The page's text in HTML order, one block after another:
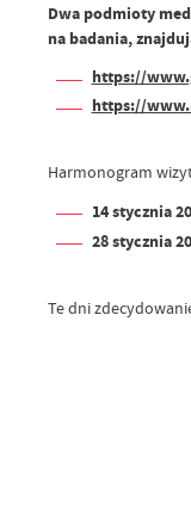
Dwa podmioty
na badania,
https://
https://
Harmonogram
14 stycznia
28 stycznia
Te dni